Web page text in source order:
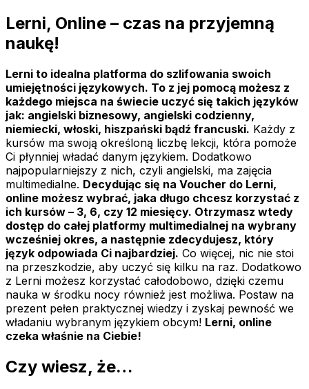
Lerni, Online – czas na przyjemną
naukę!
Lerni to idealna platforma do szlifowania swoich
umiejętności językowych. To z jej pomocą możesz z
każdego miejsca na świecie uczyć się takich języków
jak: angielski biznesowy, angielski codzienny,
niemiecki, włoski, hiszpański bądź francuski. Każdy z
kursów ma swoją określoną liczbę lekcji, która pomoże
Ci płynniej władać danym językiem. Dodatkowo
najpopularniejszy z nich, czyli angielski, ma zajęcia
multimedialne. Decydując się na Voucher do Lerni,
online możesz wybrać, jaka długo chcesz korzystać z
ich kursów – 3, 6, czy 12 miesięcy. Otrzymasz wtedy
dostęp do całej platformy multimedialnej na wybrany
wcześniej okres, a następnie zdecydujesz, który
język odpowiada Ci najbardziej. Co więcej, nic nie stoi
na przeszkodzie, aby uczyć się kilku na raz. Dodatkowo
z Lerni możesz korzystać całodobowo, dzięki czemu
nauka w środku nocy również jest możliwa. Postaw na
prezent pełen praktycznej wiedzy i zyskaj pewność we
władaniu wybranym językiem obcym! Lerni, online
czeka właśnie na Ciebie!
Czy wiesz, że…